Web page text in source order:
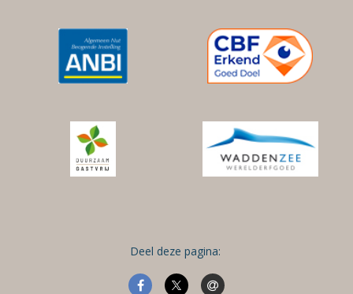
Deel deze pagina: